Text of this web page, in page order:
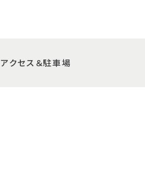
アクセス＆駐車場